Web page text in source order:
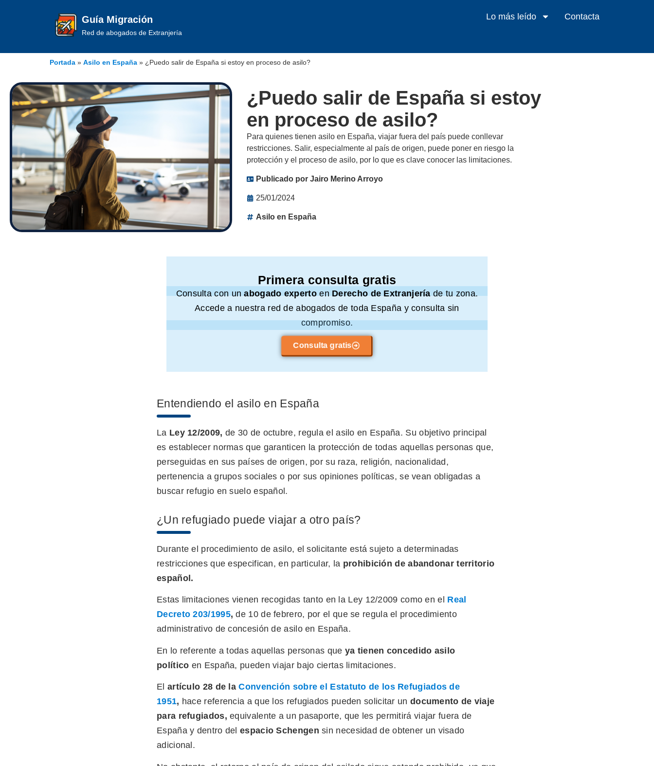
Guía Migración
Red de abogados de Extranjería
Lo más leído Contacta
Portada » Asilo en España » ¿Puedo salir de España si estoy en proceso de asilo?
¿Puedo salir de España si estoy
en proceso de asilo?
Para quienes tienen asilo en España, viajar fuera del país puede conllevar
restricciones. Salir, especialmente al país de origen, puede poner en riesgo la
protección y el proceso de asilo, por lo que es clave conocer las limitaciones.
Publicado por Jairo Merino Arroyo
25/01/2024
Asilo en España
Primera consulta gratis
Consulta con unabogado expertoen Derecho de Extranjeríade tu zona.
Accede a nuestra red de abogados de toda España y consulta sin
compromiso.
Consulta gratis
Entendiendo el asilo en España
La Ley 12/2009, de 30 de octubre, regula el asilo en España. Su objetivo principal
es establecer normas que garanticen la protección de todas aquellas personas que,
perseguidas en sus países de origen, por su raza, religión, nacionalidad,
pertenencia a grupos sociales o por sus opiniones políticas, se vean obligadas a
buscar refugio en suelo español.
¿Un refugiado puede viajar a otro país?
Durante el procedimiento de asilo, el solicitante está sujeto a determinadas
restricciones que especifican, en particular, la prohibición de abandonar territorio
español.
Estas limitaciones vienen recogidas tanto en la Ley 12/2009 como en el Real
Decreto 203/1995,de 10 de febrero, por el que se regula el procedimiento
administrativo de concesión de asilo en España.
En lo referente a todas aquellas personas que ya tienen concedido asilo
político en España, pueden viajar bajo ciertas limitaciones.
El artículo 28 de la Convención sobre el Estatuto de los Refugiados de
1951, hace referencia a que los refugiados pueden solicitar un documento de viaje
para refugiados, equivalente a un pasaporte, que les permitirá viajar fuera de
España y dentro delespacio Schengen sin necesidad de obtener un visado
adicional.